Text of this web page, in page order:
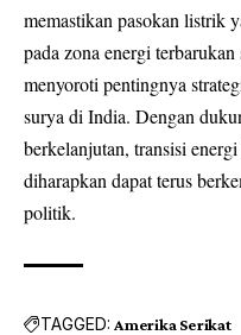
memastikan pasokan listrik
pada zona energi
menyoroti pentingnya
surya di India. Dengan
berkelanjutan, transisi
diharapkan dapat terus
politik.
TAGGED: Amerika Serikat